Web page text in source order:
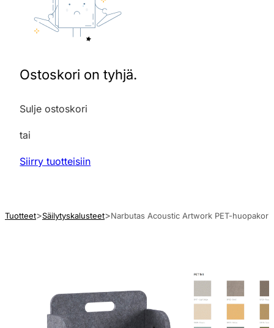
Ostoskori on tyhjä.
Sulje ostoskori
tai
Siirry tuotteisiin
Tuotteet Säilytyskalusteet Narbutas Acoustic Artwork PET-huopakori